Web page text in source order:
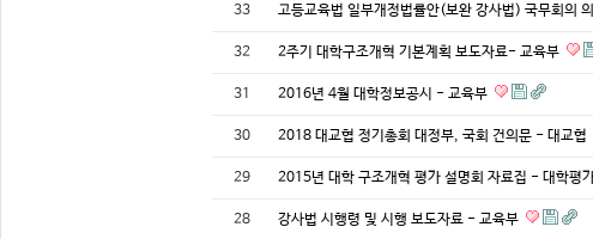
33 고등교육법 일부개정법률안(보완 강사법) 국무회의
32 2주기 대학구조개혁 기본계획 보도자료- 교육부
31 2016년 4월 대학정보공시 - 교육부
30 2018 대교협 정기총회 대정부, 국회 건의문 - 대교협
29 2015년 대학 구조개혁 평가 설명회 자료집 - 대학평
28 강사법 시행령 및 시행 보도자료 - 교육부